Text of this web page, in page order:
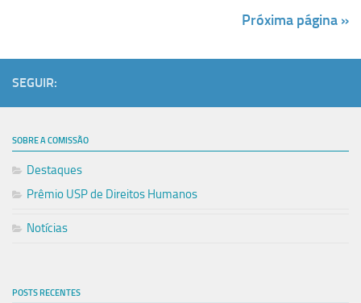
Próxima página »
SEGUIR:
SOBRE A COMISSÃO
Destaques
Prêmio USP de Direitos Humanos
Notícias
POSTS RECENTES